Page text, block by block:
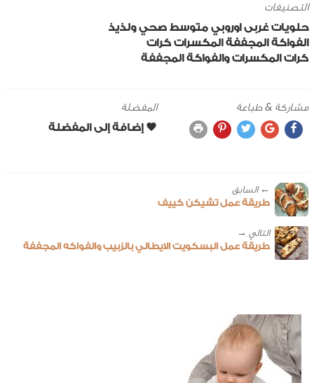
التصنيفات
حلويات غربى اوروبي متوسط صحي ولذيذ
الفواكة المجففة المكسرات كرات
كرات المكسرات والفواكة المجففة
مشاركة & طباعة المفضلة
← ‎السابق
طريقة عمل تشيكن كييف
طريقة عمل البسكويت الايطالي بالزبيب والفواكه المجففة